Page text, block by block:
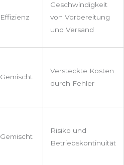
Effizienz
Geschwindigkeit
von Vorbereitung
und Versand
Gemischt
Versteckte Kosten
durch Fehler
Gemischt
Risiko und
Betriebskontinuität